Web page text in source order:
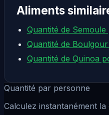
Aliments
Quantité de
Quantité de
Quantité de Quinoa
Quantité par personne
Calculez instantanément